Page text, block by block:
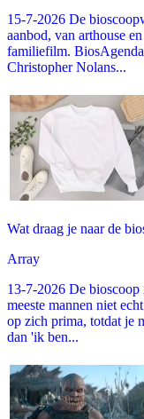
15-7-2026 De
aanbod, van arthouse
familiefilm.
Christopher Nolans...
Wat draag je naar de
Array
13-7-2026 De bioscoop
meeste mannen niet
op zich prima, totdat je
dan 'ik ben...